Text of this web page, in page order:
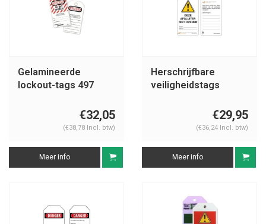
Gelamineerde
lockout-tags 497
€32,05
(€38,78 Incl. btw)
Meer info
Herschrijfbare
veiligheidstags
€29,95
(€36,24 Incl. btw)
Meer info